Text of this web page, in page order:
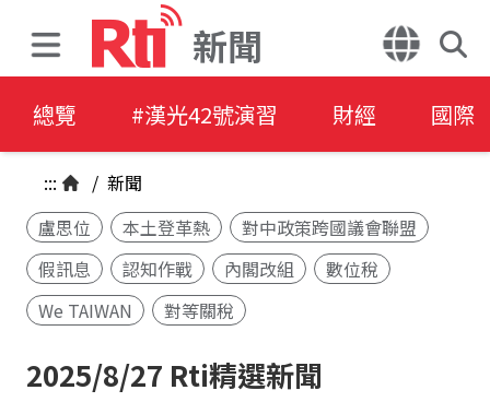
新聞
總覽 #漢光42號演習 財經 國際
::: / 新聞
盧思位
本土登革熱
對中政策跨國議會聯盟
假訊息
認知作戰 內閣改組
數位稅
We TAIWAN
對等關稅
2025/8/27 Rti精選新聞